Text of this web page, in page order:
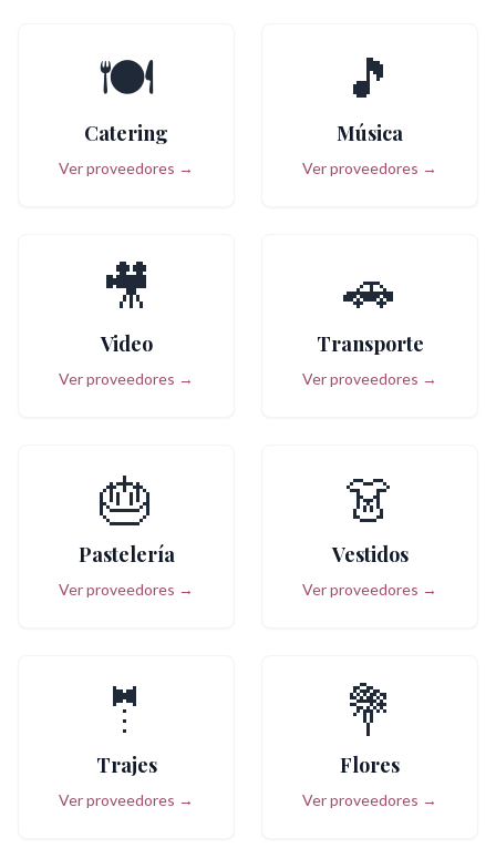
🍽️
Catering
Ver proveedores →
🎵
Música
Ver proveedores →
🎥
Video
Ver proveedores →
🚗
Transporte
Ver proveedores →
🎂
Pastelería
Ver proveedores →
👗
Vestidos
Ver proveedores →
🤵
Trajes
Ver proveedores →
💐
Flores
Ver proveedores →